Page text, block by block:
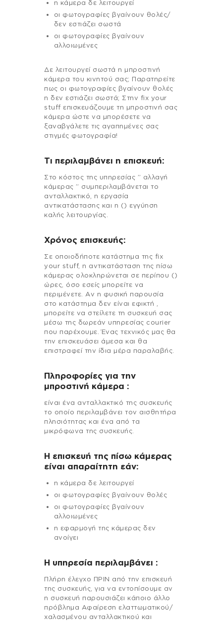
η κάμερα δε λειτουργεί
οι φωτογραφίες βγαίνουν θολές/
δεν εστιάζει σωστά
οι φωτογραφίες βγαίνουν
αλλοιωμένες
Δε λειτουργεί σωστά η μπροστινή
κάμερα του κινητού σας; Παρατηρείτε
πως οι φωτογραφίες βγαίνουν θολές
η δεν εστιάζει σωστά; Στην fix your
stuff επισκευάζουμε τη μπροστινή σας
κάμερα ώστε να μπορέσετε να
ξαναβγάλετε τις αγαπημένες σας
στιγμές φωτογραφία!
Τι περιλαμβάνει η επισκευή:
Στo κόστος της υπηρεσίας ” αλλαγή
κάμερας ” συμπεριλαμβάνεται το
ανταλλακτικό, η εργασία
αντικατάστασης και η () εγγύηση
καλής λειτουργίας.
Χρόνος επισκευής:
Σε οποιοδήποτε κατάστημα της fix
your stuff, η αντικατάσταση της πίσω
κάμερας ολοκληρώνεται σε περίπου ()
ώρες, όσο εσείς μπορείτε να
περιμένετε. Αν η φυσική παρουσία
στο κατάστημα δεν είναι εφικτή ,
μπορείτε να στείλετε τη συσκευή σας
μέσω της δωρεάν υπηρεσίας courier
που παρέχουμε. Ένας τεχνικός μας θα
την επισκευάσει άμεσα και θα
επιστραφεί την ίδια μέρα παραλαβής.
Πληροφορίες για την
μπροστινή κάμερα :
είναι ένα ανταλλακτικό της συσκευής
το οποίο περιλαμβάνει τον αισθητήρα
πλησιότητας και ένα από τα
μικρόφωνα της συσκευής.
Η επισκευή της πίσω κάμερας
είναι απαραίτητη εάν:
η κάμερα δε λειτουργεί
οι φωτογραφίες βγαίνουν θολές
οι φωτογραφίες βγαίνουν
αλλοιωμένες
η εφαρμογή της κάμερας δεν
ανοίγει
H υπηρεσία περιλαμβάνει :
Πλήρη έλεγχο ΠΡΙΝ από την επισκευή
της συσκευής, για να εντοπίσουμε αν
η συσκευή παρουσιάζει κάποιο άλλο
πρόβλημα Αφαίρεση ελαττωματικού/
χαλασμένου ανταλλακτικού και